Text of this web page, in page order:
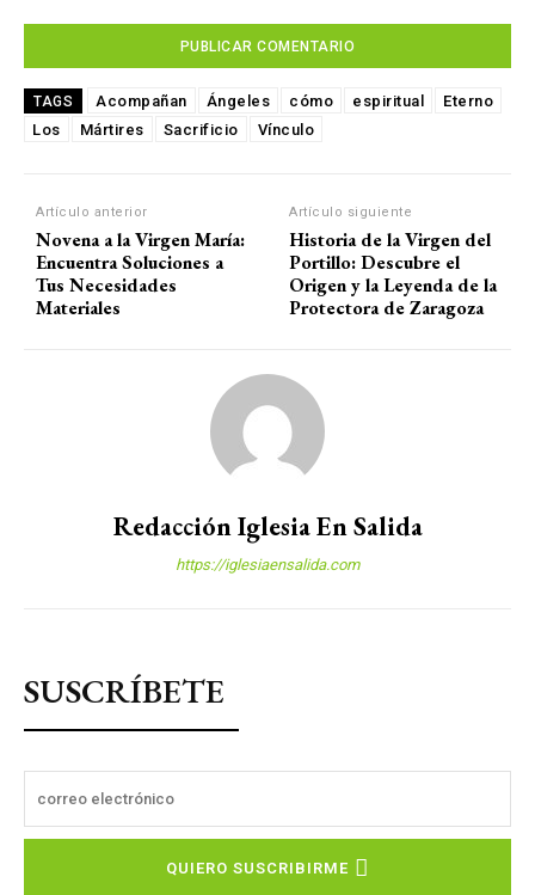
TAGS Acompañan Ángeles cómo espiritual
Eterno
Los
Mártires Sacrificio Vínculo
Artículo anterior
Novena a la Virgen María:
Encuentra Soluciones a
Tus Necesidades
Materiales
Artículo siguiente
Historia de la Virgen del
Portillo: Descubre el
Origen y la Leyenda de la
Protectora de Zaragoza
Redacción Iglesia En Salida
https://iglesiaensalida.com
SUSCRÍBETE
QUIERO SUSCRIBIRME